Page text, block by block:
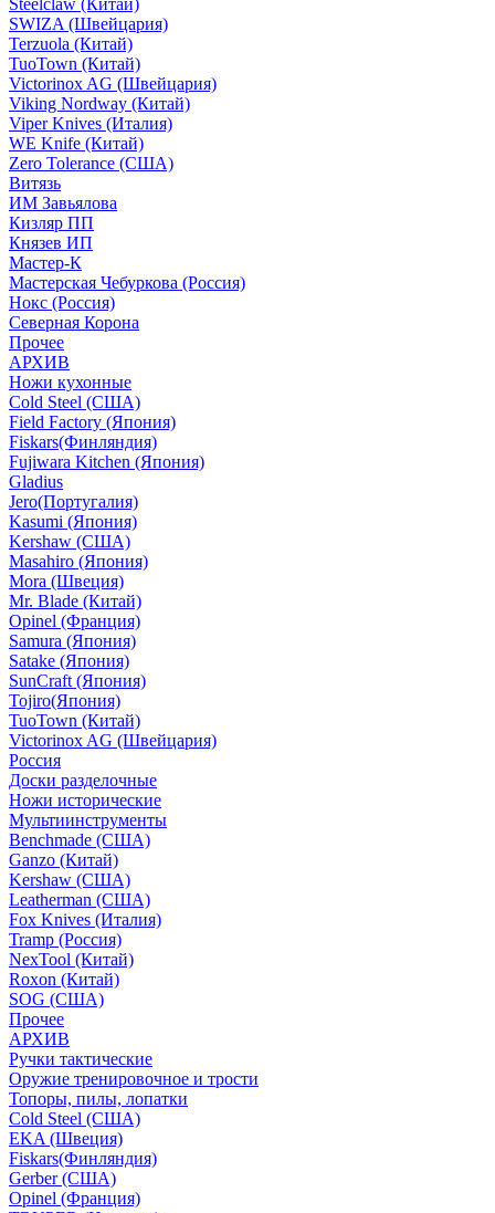
Steelclaw (Китай)
SWIZA (Швейцария)
Terzuola (Китай)
TuoTown (Китай)
Victorinox AG (Швейцария)
Viking Nordway (Китай)
Viper Knives (Италия)
WE Knife (Китай)
Zero Tolerance (США)
Витязь
ИМ Завьялова
Кизляр ПП
Князев ИП
Мастер-К
Мастерская Чебуркова (Россия)
Нокс (Россия)
Северная Корона
Прочее
АРХИВ
Ножи кухонные
Cold Steel (США)
Field Factory (Япония)
Fiskars(Финляндия)
Fujiwara Kitchen (Япония)
Gladius
Jero(Португалия)
Kasumi (Япония)
Kershaw (США)
Masahiro (Япония)
Mora (Швеция)
Mr. Blade (Китай)
Opinel (Франция)
Samura (Япония)
Satake (Япония)
SunCraft (Япония)
Tojiro(Япония)
TuoTown (Китай)
Victorinox AG (Швейцария)
Россия
Доски разделочные
Ножи исторические
Мультиинструменты
Benchmade (США)
Ganzo (Китай)
Kershaw (США)
Leatherman (США)
Fox Knives (Италия)
Tramp (Россия)
NexTool (Китай)
Roxon (Китай)
SOG (США)
Прочее
АРХИВ
Ручки тактические
Оружие тренировочное и трости
Топоры, пилы, лопатки
Cold Steel (США)
EKA (Швеция)
Fiskars(Финляндия)
Gerber (США)
Opinel (Франция)